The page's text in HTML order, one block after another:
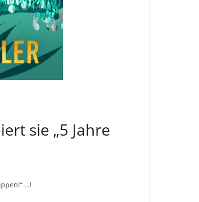
sie „5 Jahre
…!